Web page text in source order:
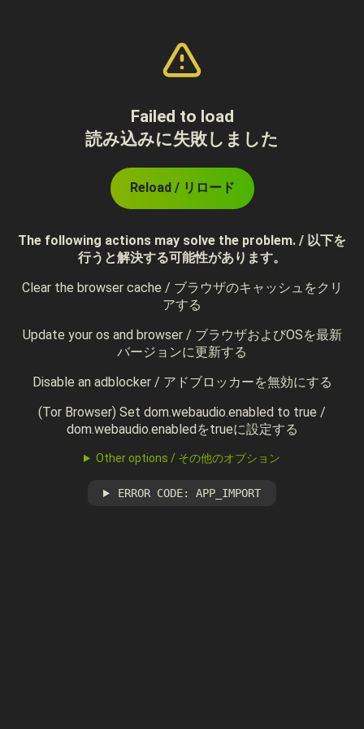
Failed to load
読み込みに失敗しました
Reload / リロード
The following actions may solve the problem. / 以下を
行うと解決する可能性があります。
Clear the browser cache / ブラウザのキャッシュをクリ
アする
Update your os and browser / ブラウザおよびOSを最新
バージョンに更新する
Disable an adblocker / アドブロッカーを無効にする
(Tor Browser) Set dom.webaudio.enabled to true /
dom.webaudio.enabledをtrueに設定する
Other options / その他のオプション
ERROR CODE: APP_IMPORT